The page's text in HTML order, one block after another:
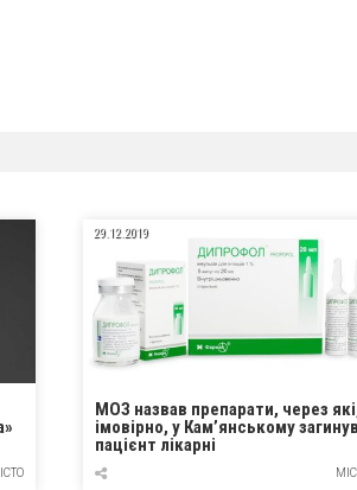
29.12.2019
МОЗ назвав препарати, через
імовірно, у Кам’янському
пацієнт лікарні